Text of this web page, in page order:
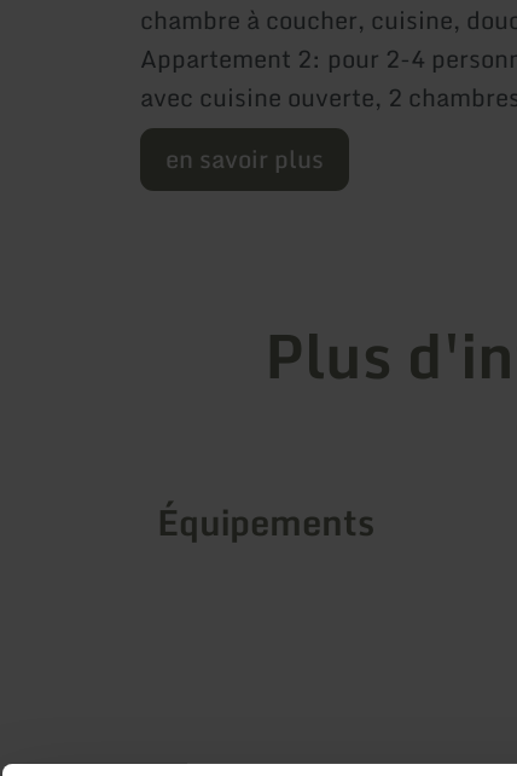
chambre à coucher, cuisine,
Appartement 2: pour 2-4
avec cuisine ouverte, 2
en savoir plus
Plus
Équipements